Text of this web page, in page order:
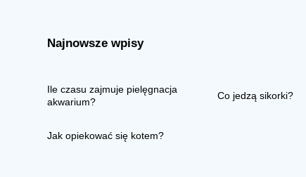
Najnowsze wpisy
Ile czasu zajmuje pielęgnacja
akwarium?
Co jedzą sikorki?
Jak opiekować się kotem?